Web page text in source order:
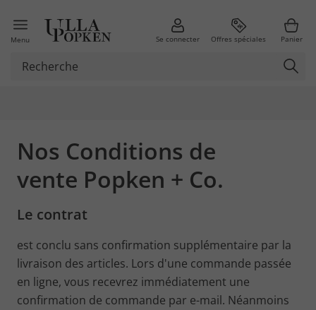
Menu Se connecter Offres spéciales Panier
Nos Conditions de
vente Popken + Co.
Le contrat
est conclu sans confirmation supplémentaire par la
livraison des articles. Lors d'une commande passée
en ligne, vous recevrez immédiatement une
confirmation de commande par e-mail. Néanmoins